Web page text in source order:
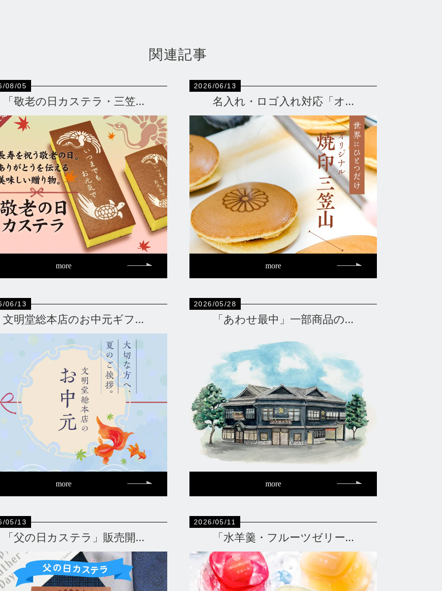
関連記事
08/05
「敬老の日カステラ・三笠...
more
2026/06/13
名入れ・ロゴ入れ対応「オ...
more
06/13
文明堂総本店のお中元ギフ...
more
2026/05/28
「あわせ最中」一部商品の...
more
05/13
「父の日カステラ」販売開...
2026/05/11
「水羊羹・フルーツゼリー...